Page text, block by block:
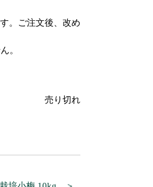
。ご注文後、改め
。
売り切れ